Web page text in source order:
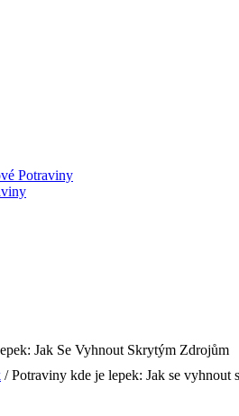
Potraviny
/ Potraviny kde je lepek: Jak se vyhnout